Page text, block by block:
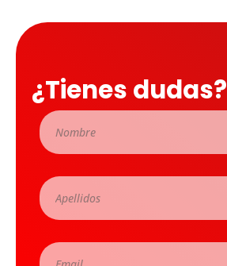
¿Tienes dudas?